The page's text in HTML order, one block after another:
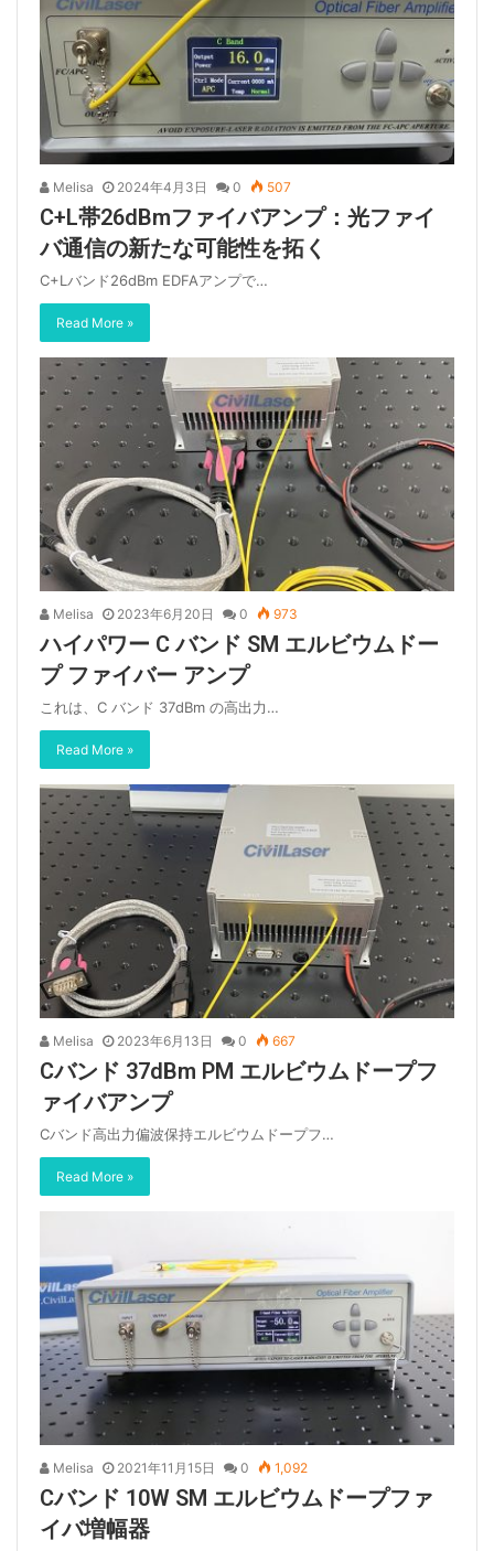
Melisa 2024年4月3日 0 507
C+L帯26dBmファイバアンプ：光ファイ
バ通信の新たな可能性を拓く
C+Lバンド26dBm EDFAアンプで…
Read More »
Melisa 2023年6月20日 0 973
ハイパワー C バンド SM エルビウムドー
プ ファイバー アンプ
これは、C バンド 37dBm の高出力…
Read More »
Melisa 2023年6月13日 0 667
Cバンド 37dBm PM エルビウムドープフ
ァイバアンプ
Cバンド高出力偏波保持エルビウムドープフ…
Read More »
Melisa 2021年11月15日 0 1,092
Cバンド 10W SM エルビウムドープファ
イバ増幅器